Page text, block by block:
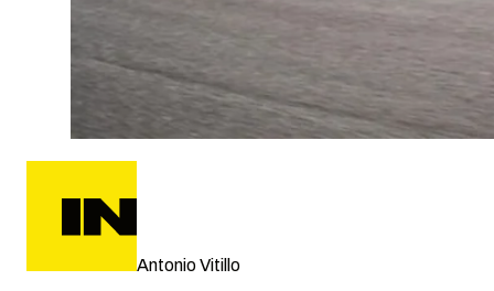
Antonio Vitillo